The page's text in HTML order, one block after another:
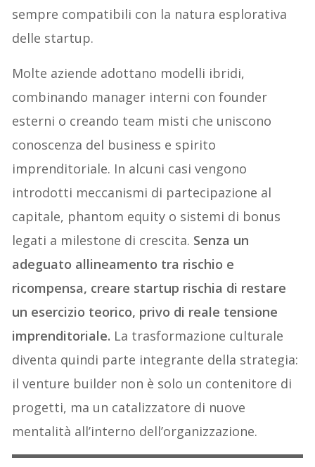
sempre compatibili con la natura esplorativa
delle startup.
Molte aziende adottano modelli ibridi,
combinando manager interni con founder
esterni o creando team misti che uniscono
conoscenza del business e spirito
imprenditoriale. In alcuni casi vengono
introdotti meccanismi di partecipazione al
capitale, phantom equity o sistemi di bonus
legati a milestone di crescita. Senza un
adeguato allineamento tra rischio e
ricompensa, creare startup rischia di restare
un esercizio teorico, privo di reale tensione
imprenditoriale. La trasformazione culturale
diventa quindi parte integrante della strategia:
il venture builder non è solo un contenitore di
progetti, ma un catalizzatore di nuove
mentalità all’interno dell’organizzazione.